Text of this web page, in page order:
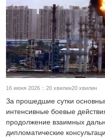
16 июня 2026 :: 20 хвилин20 хвилин
За прошедшие сутки
интенсивные боевые
продолжение взаимных
дипломатические